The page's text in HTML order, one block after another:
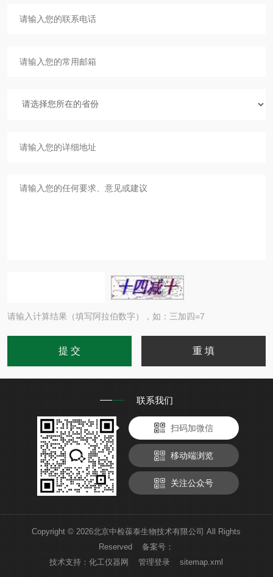
请输入计算结果（填写阿拉伯数字），如：三加四=7
联系我们
扫码加微信
移动端浏览
关注公众号
Copyright © 2026北京中检葆泰生物技术有限公司 All Rights
Reserved 备案号：
技术支持：化工仪器网 管理登录 sitemap.xml